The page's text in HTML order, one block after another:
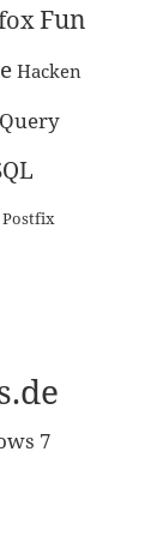
Fun
Hacken
Postfix
7